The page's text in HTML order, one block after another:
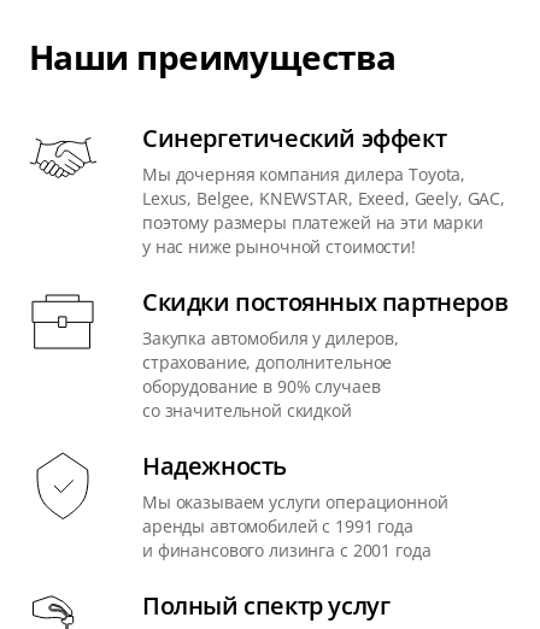
Наши преимущества
Синергетический эффект
Мы дочерняя компания дилера Toyota,
Lexus, Belgee, KNEWSTAR, Exeed, Geely, GAC,
поэтому размеры платежей на эти марки
у нас ниже рыночной стоимости!
Скидки постоянных партнеров
Закупка автомобиля у дилеров,
страхование, дополнительное
оборудование в 90% случаев
со значительной скидкой
Надежность
Мы оказываем услуги операционной
аренды автомобилей с 1991 года
и финансового лизинга с 2001 года
Полный спектр услуг